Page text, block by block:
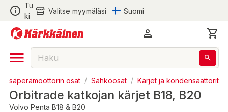
Tu
ki
Valitse myymäläsi Suomi
Sisäperämoottorin osat / Sähköosat / Kärjet ja kondensaattorit
Orbitrade katkojan kärjet B18, B20
Volvo Penta B18 & B20